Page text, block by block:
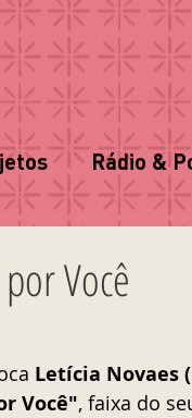
Rádio &
Você
Letícia Novaes
Você", faixa do